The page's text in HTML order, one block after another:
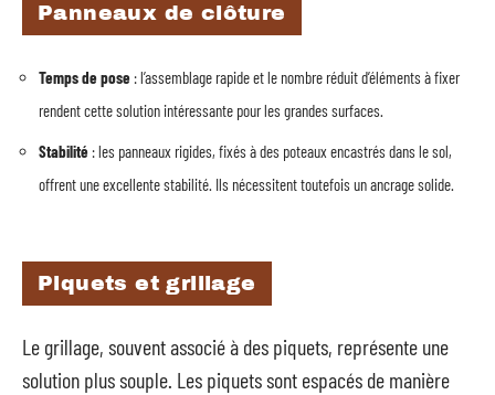
Panneaux de clôture
Temps de pose : l’assemblage rapide et le nombre réduit d’éléments à fixer
rendent cette solution intéressante pour les grandes surfaces.
Stabilité : les panneaux rigides, fixés à des poteaux encastrés dans le sol,
offrent une excellente stabilité. Ils nécessitent toutefois un ancrage solide.
Piquets et grillage
Le grillage, souvent associé à des piquets, représente une
solution plus souple. Les piquets sont espacés de manière